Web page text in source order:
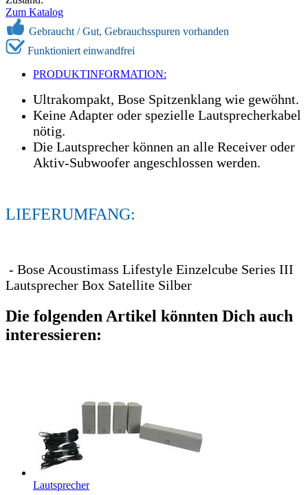
Zum Katalog
Gebraucht /Gut, Gebrauchsspuren vorhanden
Funktioniert einwandfrei
PRODUKTINFORMATION:
Ultrakompakt, Bose Spitzenklang wie gewöhnt.
Keine Adapter oder spezielle Lautsprecherkabel
nötig.
Die Lautsprecher können an alle Receiver oder
Aktiv-Subwoofer angeschlossen werden.
LIEFERUMFANG:
- Bose Acoustimass Lifestyle Einzelcube Series III
Lautsprecher Box Satellite Silber
Die folgenden Artikel könnten Dich auch
interessieren:
Lautsprecher